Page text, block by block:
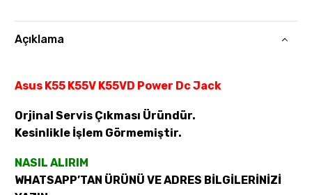
Açıklama
Asus K55 K55V K55VD Power Dc Jack
Orjinal Servis Çıkması Üründür.
Kesinlikle İşlem Görmemiştir.
NASIL ALIRIM
WHATSAPP’TAN ÜRÜNÜ VE ADRES BİLGİLERİNİZİ